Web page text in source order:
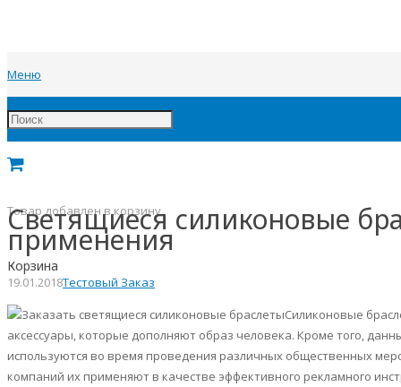
Меню
Товардобавлен в корзину
Корзина
Светящиеся силиконовые
применения
19.01.2018Тестовый Заказ
Силиконовые
аксессуары, которые дополняют образ человека. Кроме того,
используются во время проведения различных общественных
компаний их применяют в качестве эффективного рекламного